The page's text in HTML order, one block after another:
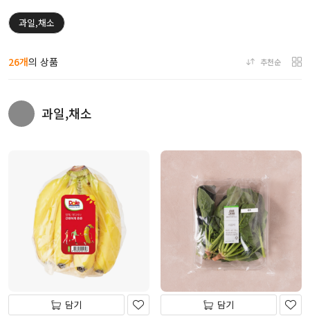
과일,채소
26개의 상품 추천순
과일,채소
담기 담기